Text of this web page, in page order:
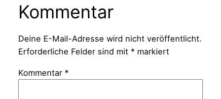
Kommentar
Deine E-Mail-Adresse wird nicht veröffentlicht.
Erforderliche Felder sind mit *markiert
Kommentar *